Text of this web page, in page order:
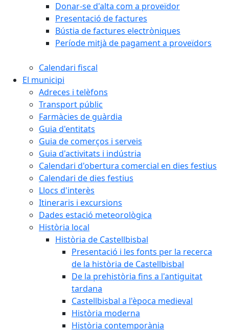
Donar-se d'alta com a proveïdor
Presentació de factures
Bústia de factures electròniques
Període mitjà de pagament a proveïdors
Calendari fiscal
El municipi
Adreces i telèfons
Transport públic
Farmàcies de guàrdia
Guia d'entitats
Guia de comerços i serveis
Guia d'activitats i indústria
Calendari d'obertura comercial en dies festius
Calendari de dies festius
Llocs d'interès
Itineraris i excursions
Dades estació meteorològica
Història local
Història de Castellbisbal
Presentació i les fonts per la recerca
de la història de Castellbisbal
De la prehistòria fins a l'antiguitat
tardana
Castellbisbal a l'època medieval
Història moderna
Història contemporània